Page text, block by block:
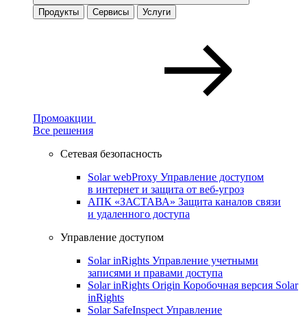
Продукты Сервисы Услуги
Промоакции
Все решения
Сетевая безопасность
Solar webProxy Управление доступом
в интернет и защита от веб-угроз
АПК «ЗАСТАВА» Защита каналов связи
и удаленного доступа
Управление доступом
Solar inRights Управление учетными
записями и правами доступа
Solar inRights Origin Коробочная версия Solar
inRights
Solar SafeInspect Управление